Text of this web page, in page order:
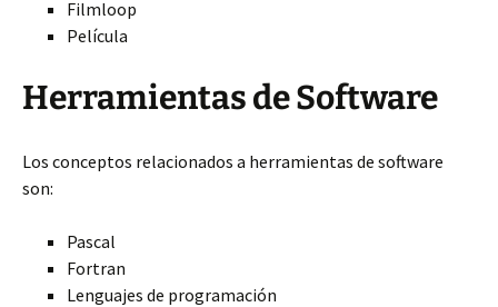
Filmloop
Película
Herramientas de Software
Los conceptos relacionados a herramientas de software
son:
Pascal
Fortran
Lenguajes de programación